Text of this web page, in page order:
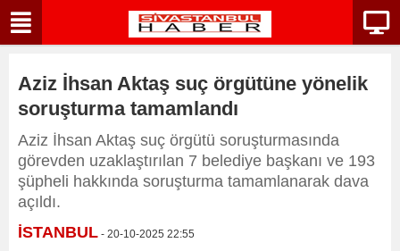
Aziz İhsan Aktaş suç örgütüne yönelik
soruşturma tamamlandı
Aziz İhsan Aktaş suç örgütü soruşturmasında
görevden uzaklaştırılan 7 belediye başkanı ve 193
şüpheli hakkında soruşturma tamamlanarak dava
açıldı.
İSTANBUL - 20-10-2025 22:55